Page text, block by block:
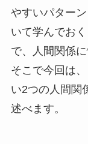
やすいパター
いて学んでお
で、人間関係
そこで今回は
い2つの人間関
述べます。